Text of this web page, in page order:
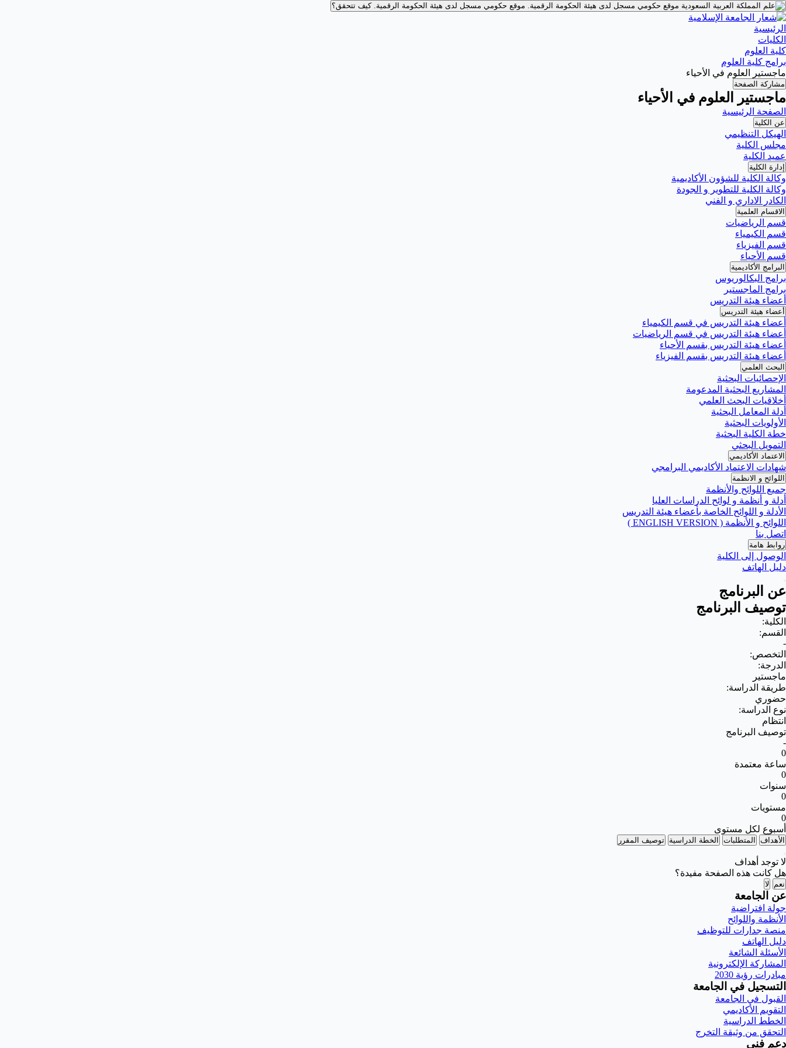
موقع حكومي مسجل لدى هيئة الحكومة الرقمية. موقع حكومي مسجل لدى هيئة الحكومة الرقمية.كيف تتحقق؟
الرئيسية
الكليات
كلية العلوم
برامج كلية العلوم
ماجستير العلوم في الأحياء
مشاركة الصفحة
ماجستير العلوم في الأحياء
الصفحة الرئيسية
عن الكلية
الهيكل التنظيمي
مجلس الكلية
عميد الكلية
إدارة الكلية
وكالة الكلية للشؤون الأكاديمية
وكالة الكلية للتطوير و الجودة
الكادر الاداري و الفني
الاقسام العلمية
قسم الرياضيات
قسم الكيمياء
قسم الفيزياء
قسم الأحياء
البرامج الأكاديمية
برامج البكالوريوس
برامج الماجستير
أعضاء هيئة التدريس
أعضاء هيئة التدريس
أعضاء هيئة التدريس في قسم الكيمياء
أعضاء هيئة التدريس في قسم الرياضيات
أعضاء هيئة التدريس بقسم الأحياء
أعضاء هيئة التدريس بقسم الفيزياء
البحث العلمي
الإحصائيات البحثية
المشاريع البحثية المدعومة
أخلاقيات البحث العلمي
أدلة المعامل البحثية
الأولويات البحثية
خطة الكلية البحثية
التمويل البحثي
الاعتماد الأكاديمي
شهادات الاعتماد الأكاديمي البرامجي
اللوائح و الانظمة
جميع اللوائح والأنظمة
أدلة و أنظمة و لوائح الدراسات العليا
الأدلة و اللوائح الخاصة بأعضاء هيئة التدريس
اللوائح و الأنظمة ( ENGLISH VERSION )
اتصل بنا
روابط هامة
الوصول إلى الكلية
دليل الهاتف
عن البرنامج
توصيف البرنامج
الكلية:
القسم:
-
التخصص:
الدرجة:
ماجستير
طريقة الدراسة:
حضوري
نوع الدراسة:
انتظام
توصيف البرنامج
-
0
ساعة معتمدة
0
سنوات
0
مستويات
0
أسبوع لكل مستوى
الأهداف المتطلبات الخطة الدراسية توصيف المقرر
لا توجد أهداف
هل كانت هذه الصفحة مفيدة؟
نعم لا
عن الجامعة
جولة افتراضية
الأنظمة واللوائح
منصة جدارات للتوظيف
دليل الهاتف
الأسئلة الشائعة
المشاركة الإلكترونية
مبادرات رؤية 2030
التسجيل في الجامعة
القبول في الجامعة
التقويم الأكاديمي
الخطط الدراسية
التحقق من وثيقة التخرج
دعم فني